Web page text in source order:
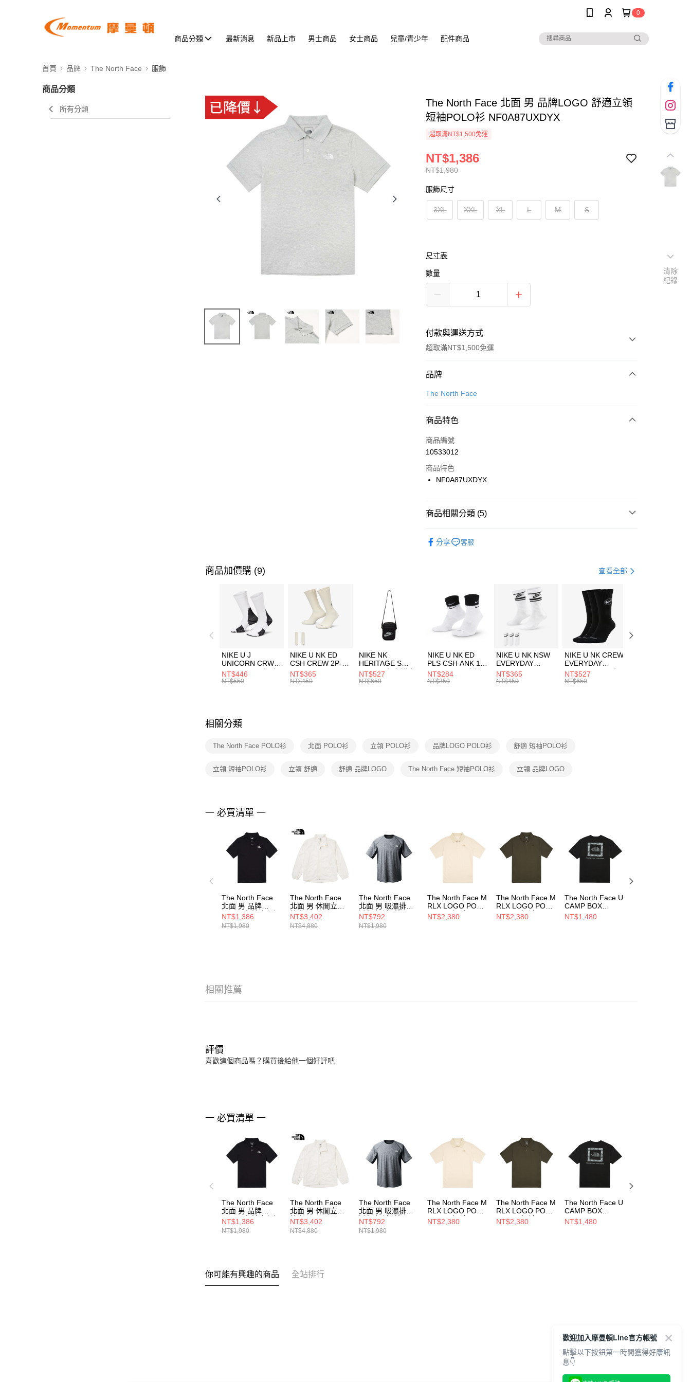
0
商品分類 最新消息 新品上市 男士商品 女士商品 兒童/青少年 配件商品
首頁 品牌 The North Face 服飾
商品分類
所有分類
The North Face 北面 男 品牌LOGO 舒適立領
短袖POLO衫 NF0A87UXDYX
超取滿NT$1,500免運
NT$1,980
NT$1,386
服飾尺寸
3XL XXL XL L M S
尺寸表
數量
付款與運送方式
超取滿NT$1,500免運
付款方式
信用卡一次付款
合作金庫商業銀行
華南商業銀行
上海商業儲蓄銀行
國泰世華商業銀行
聯邦商業銀行
台新國際商業銀行
LINE Pay
Apple Pay
【關於「AFTEE先享後付」】
３．安心：先確認商品／服務後，再付款。
【「AFTEE先享後付」結帳流程】
１．於結帳方式選擇「AFTEE先享後付」後，將跳轉至「AFTEE先享後
付」結帳頁面，進行簡訊認證並確認金額後，即可完成結帳。
２．訂單成立數日內，您將收到繳費通知簡訊。
３．收到繳費通知簡訊後14天內，點擊此簡訊中的連結，可透過四大超商
／ATM／網路銀行／等多元方式進行付款，方視為交易完成。
※ 請注意：結帳手續完成當下不需立刻繳費，但若您需要取消訂單，請聯
絡購買商品的店家。未經商家同意取消之訂單仍視為有效，需透過AFTEE
先享後付繳納相關費用。
交易，需依本服務之必要範圍內提供個人資料，並將交易相關給付款項請
２．關於個人資料處理事宜，請瀏覽以下網址：
結果請求用戶進行身份認證。
５．嚴禁一人註冊多個帳號或使用他人資訊註冊。若發現惡意使用之情
形，恩沛科技股份有限公司將有權停止該用戶之使用額度並採取法律行
動。
每筆NT$100，滿NT$1,500(含以上)免運費
每筆NT$100，滿NT$1,500(含以上)免運費
付款後門市自取
每筆NT$100，滿NT$1,500(含以上)免運費
品牌
The North Face
商品特色
商品編號
10533012
商品特色
NF0A87UXDYX
商品相關分類 (5)
限時降價專區⬇
分享 客服
商品加價購 (9) 查看全部
NIKE U J
UNICORN CRW
1PR -160 男女 中
統襪 FZ3393100
NT$446
NT$550
NIKE U NK ED
CSH CREW 2P-
144 EMBRDY 男
女 短統襪
NT$365
NT$450
NIKE NK
HERITAGE S
SMIT 男女 側背包
BA5871010
NT$527
NT$650
NIKE U NK ED
PLS CSH ANK 1P
144 DBL 男 中統
襪 DH4058104
NT$284
NT$350
NIKE U NK NSW
EVERYDAY
ESSENTIAL CR
男女 短統襪
NT$365
NT$450
NIKE U NK CREW
EVERYDAY
BBALL 3PR 男女
長統襪
NT$527
NT$650
相關分類
The North Face POLO衫 北面 POLO衫 立領 POLO衫 品牌LOGO POLO衫 舒適 短袖POLO衫
立領 短袖POLO衫 立領 舒適 舒適 品牌LOGO The North Face 短袖POLO衫 立領 品牌LOGO
一 必買清單 一
The North Face
北面 男 品牌
LOGO 舒適立領短
袖POLO衫
NF0A87UXJK3
NT$1,386
NT$1,980
The North Face
北面 男 休閒立領
外套
NF0A87V1QLI
NT$3,402
NT$4,880
The North Face
北面 男 吸濕排汗
透氣 短袖T恤
NF0A7WD3KS7
NT$792
NT$1,980
The North Face M
RLX LOGO POLO
- AP 男 短袖POLO
NF0A8GUCDOM
NT$2,380
The North Face M
RLX LOGO POLO
- AP 男 短袖POLO
NF0A8GUC21L
NT$2,380
The North Face U
CAMP BOX
LOGO RELAXED
SS TEE GRAPHIC
NT$1,480
相關推薦
評價
喜歡這個商品嗎？購買後給他一個好評吧
一 必買清單 一
The North Face
北面 男 品牌
LOGO 舒適立領短
袖POLO衫
NF0A87UXJK3
NT$1,386
NT$1,980
The North Face
北面 男 休閒立領
外套
NF0A87V1QLI
NT$3,402
NT$4,880
The North Face
北面 男 吸濕排汗
透氣 短袖T恤
NF0A7WD3KS7
NT$792
NT$1,980
The North Face M
RLX LOGO POLO
- AP 男 短袖POLO
NF0A8GUCDOM
NT$2,380
The North Face M
RLX LOGO POLO
- AP 男 短袖POLO
NF0A8GUC21L
NT$2,380
The North Face U
CAMP BOX
LOGO RELAXED
SS TEE GRAPHIC
NT$1,480
你可能有興趣的商品 全站排行
清除
紀錄
歡迎加入摩曼頓Line官方帳號
點擊以下按鈕第一時間獲得好康訊
息👇